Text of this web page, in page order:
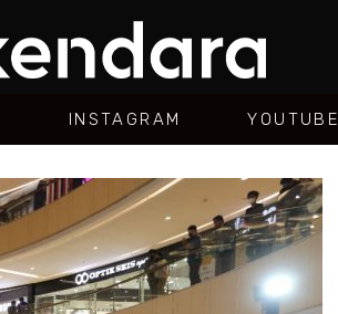
INSTAGRAM YOUTUBE